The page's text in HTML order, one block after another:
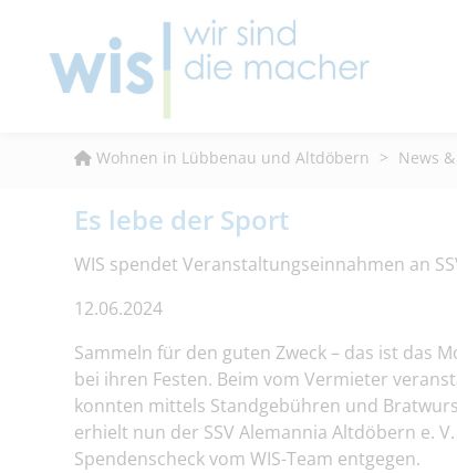
Wohnen in Lübbenau und Altdöbern > News
Es lebe der Sport
WIS spendet Veranstaltungseinnahmen an
12.06.2024
Sammeln für den guten Zweck – das ist das
bei ihren Festen. Beim vom Vermieter
konnten mittels Standgebühren und
erhielt nun der SSV Alemannia Altdöbern e.
Spendenscheck vom WIS-Team entgegen.